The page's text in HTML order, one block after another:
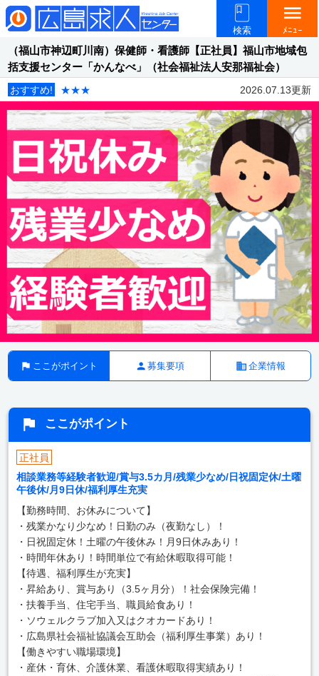
検索
menu
ﾒﾆｭｰ
（福山市神辺町川南）保健師・看護師【正社員】福山市地域包
括支援センター「かんなべ」（社会福祉法人安那福祉会）
おすすめ! ★★★ 2026.07.13更新
ここがポイント 募集要項 企業情報
ここがポイント
正社員
相談業務等経験者歓迎/賞与3.5カ月/残業少なめ/日祝固定休/土曜
午後休/月9日休/福利厚生充実
【勤務時間、お休みについて】
・残業かなり少なめ！日勤のみ（夜勤なし）！
・日祝固定休！土曜の午後休み！月9日休みあり！
・時間年休あり！時間単位で有給休暇取得可能！
【待遇、福利厚生が充実】
・昇給あり、賞与あり（3.5ヶ月分）！社会保険完備！
・扶養手当、住宅手当、職員給食あり！
・ソウェルクラブ加入又はクオカードあり！
・広島県社会福祉協議会互助会（福利厚生事業）あり！
【働きやすい職場環境】
・産休・育休、介護休業、看護休暇取得実績あり！